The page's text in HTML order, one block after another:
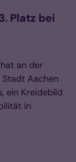
Platz bei
an der
Aachen
ein Kreidebild
in